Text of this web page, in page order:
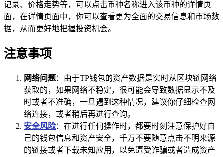
记录、价格走势等，可以点击币种名称进入该币种的详情页
面，在详情页面中，你可以查看更为全面的交易信息和市场数
据，从而更好地把握投资机会。
注意事项
网络问题：由于TP钱包的资产数据是实时从区块链网络
获取的，如果网络不稳定，很可能会导致数据显示不及
时或者不准确，一旦遇到这种情况，建议你仔细检查网
络连接，或者稍后再进行查询。
安全风险：在进行任何操作时，都要时刻注意保护好自
己的钱包信息和资产安全，千万不要随意点击不明来源
的链接或者下载未知应用，以免遭受诈骗或者造成资产